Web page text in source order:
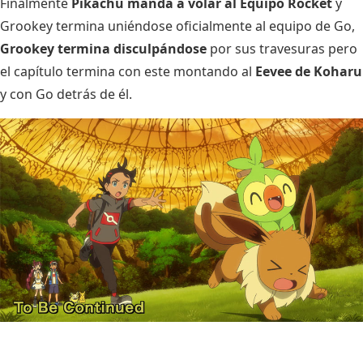
Grookey termina uniéndose oficialmente al equipo de Go,
Grookey termina disculpándose por sus travesuras pero
el capítulo termina con este montando al Eevee de Koharu
y con Go detrás de él.